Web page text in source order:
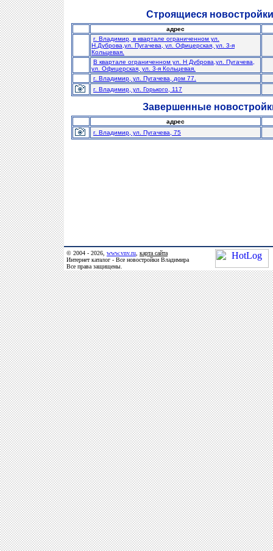
Строящиеся
адрес
г. Владимир, в квартале ограниченном ул.
Н.Дуброва,ул. Пугачева, ул. Офицерская, ул. 3-я
Кольцевая.
В квартале ограниченном ул. Н Дуброва,ул. Пугачева,
ул. Офицерская, ул. 3-я Кольцевая.
г. Владимир, ул. Пугачева, дом 77.
г. Владимир, ул. Горького, 117
Завершенные
адрес
г. Владимир, ул. Пугачева, 75
© 2004 - 2026, www.vnv.ru карта сайта
Интернет каталог - Все новостройки Владимира
Все права защищены.